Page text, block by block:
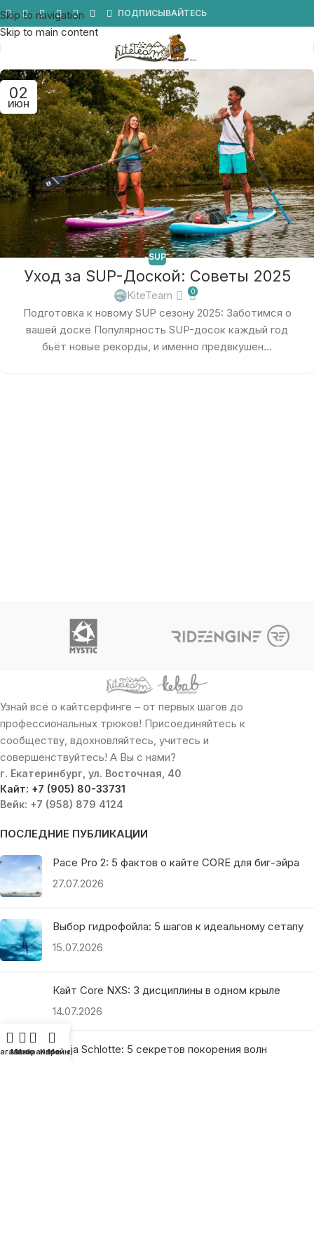
Skip to navigation
Skip to main content
ПОДПИСЫВАЙТЕСЬ
02
ИЮН
SUP
Уход за SUP-Доской: Советы 2025
KiteTeam 0
Подготовка к новому SUP сезону 2025: Заботимся о
вашей доске Популярность SUP-досок каждый год
бьёт новые рекорды, и именно предвкушен...
Узнай всё о кайтсерфинге – от первых шагов до
профессиональных трюков! Присоединяйтесь к
сообществу, вдохновляйтесь, учитесь и
совершенствуйтесь! А Вы с нами?
г. Екатеринбург, ул. Восточная, 40
Кайт: +7 (905) 80-33731
Вейк: +7 (958) 879 4124
ПОСЛЕДНИЕ ПУБЛИКАЦИИ
Pace Pro 2: 5 фактов о кайте CORE для биг-эйра
27.07.2026
Выбор гидрофойла: 5 шагов к идеальному сетапу
15.07.2026
Кайт Core NXS: 3 дисциплины в одном крыле
14.07.2026
Ranja Schlotte: 5 секретов покорения волн
Меню
Избранное
Корзина
Мой аккаунт